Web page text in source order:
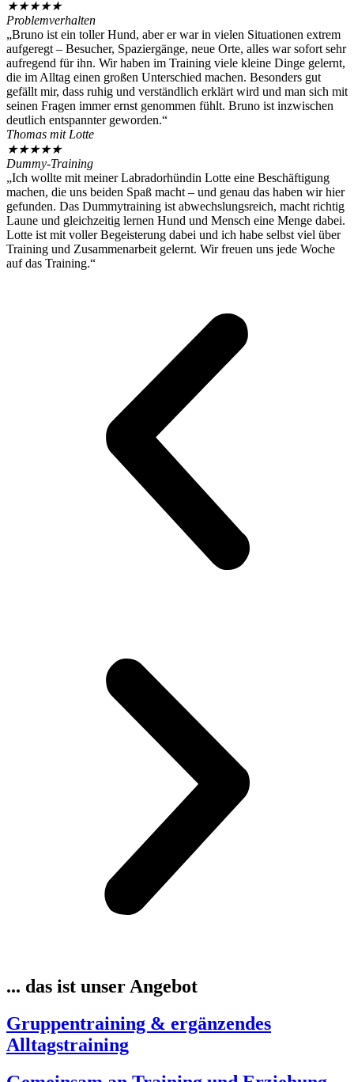
★★★★★
Problemverhalten
„Bruno ist ein toller Hund, aber er war in vielen Situationen extrem
aufgeregt – Besucher, Spaziergänge, neue Orte, alles war sofort sehr
aufregend für ihn. Wir haben im Training viele kleine Dinge gelernt,
die im Alltag einen großen Unterschied machen. Besonders gut
gefällt mir, dass ruhig und verständlich erklärt wird und man sich mit
seinen Fragen immer ernst genommen fühlt. Bruno ist inzwischen
deutlich entspannter geworden.“
Thomas mit Lotte
★★★★★
Dummy-Training
„Ich wollte mit meiner Labradorhündin Lotte eine Beschäftigung
machen, die uns beiden Spaß macht – und genau das haben wir hier
gefunden. Das Dummytraining ist abwechslungsreich, macht richtig
Laune und gleichzeitig lernen Hund und Mensch eine Menge dabei.
Lotte ist mit voller Begeisterung dabei und ich habe selbst viel über
Training und Zusammenarbeit gelernt. Wir freuen uns jede Woche
auf das Training.“
... das ist unser Angebot
Gruppentraining & ergänzendes
Alltagstraining